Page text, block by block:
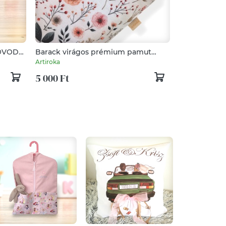
Barack virágos prémium pamut
Artiroka
5 000 Ft